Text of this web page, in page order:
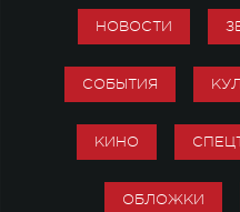
НОВОСТИ
СОБЫТИЯ
КИНО
ОБЛОЖКИ